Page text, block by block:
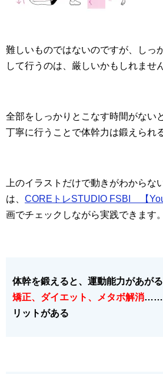
難しいものではないのですが、しっ
して行うのは、厳しいかもしれません
全部をしっかりとこなす時間がない
丁寧に行うことで体幹力は鍛えられ
上のイラストだけで動きがわからな
は、 COREトレSTUDIO FSBI 【
画でチェックしながら実践できます。
体幹を鍛えると、運動能力があがる
矯正、ダイエット、メタボ解消……
リットがある